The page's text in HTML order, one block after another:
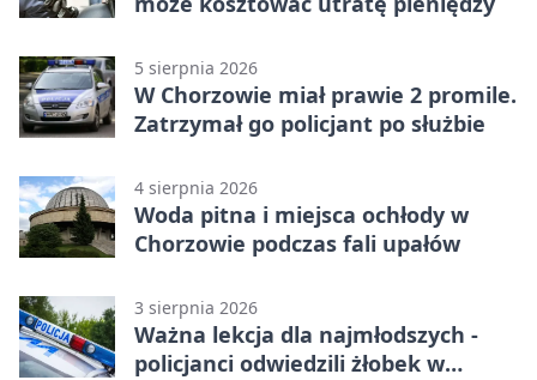
5 sierpnia 2026
W Chorzowie miał prawie 2 promile.
Zatrzymał go policjant po służbie
4 sierpnia 2026
Woda pitna i miejsca ochłody w
Chorzowie podczas fali upałów
3 sierpnia 2026
Ważna lekcja dla najmłodszych -
policjanci odwiedzili żłobek w